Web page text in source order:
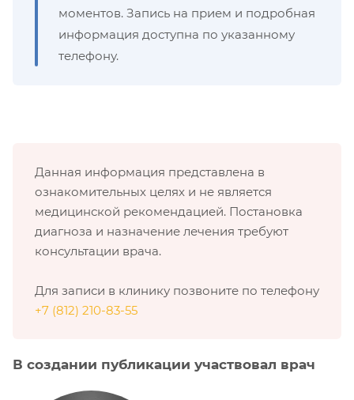
моментов. Запись на прием и подробная
информация доступна по указанному
телефону.
Данная информация представлена в
ознакомительных целях и не является
медицинской рекомендацией. Постановка
диагноза и назначение лечения требуют
консультации врача.
Для записи в клинику позвоните по телефону
+7 (812) 210-83-55
В создании публикации участвовал врач